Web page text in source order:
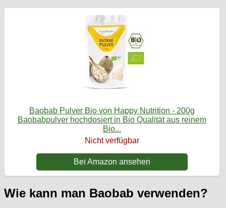
Baobab Pulver Bio von Happy Nutrition - 200g
Baobabpulver hochdosiert in Bio Qualität aus reinem
Bio...
Nicht verfügbar
Bei Amazon ansehen
Wie kann man Baobab verwenden?